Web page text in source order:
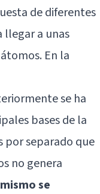
de diferentes
llegar a unas
En la
se ha
bases de la
por separado que
no genera
se